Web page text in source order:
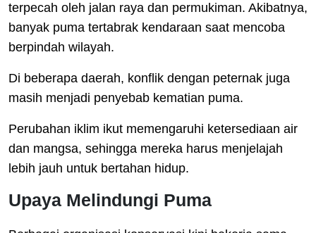
terpecah oleh jalan raya dan permukiman. Akibatnya,
banyak puma tertabrak kendaraan saat mencoba
berpindah wilayah.
Di beberapa daerah, konflik dengan peternak juga
masih menjadi penyebab kematian puma.
Perubahan iklim ikut memengaruhi ketersediaan air
dan mangsa, sehingga mereka harus menjelajah
lebih jauh untuk bertahan hidup.
Upaya Melindungi Puma